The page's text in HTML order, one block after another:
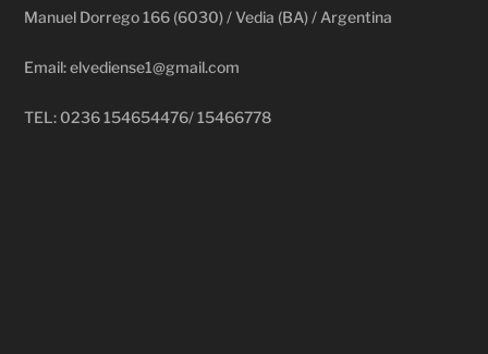
Manuel Dorrego 166 (6030) / Vedia (BA) / Argentina
Email: elvediense1@gmail.com
TEL: 0236 154654476/ 15466778